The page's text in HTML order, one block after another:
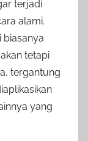
terjadi
alami.
biasanya
tetapi
tergantung
yang